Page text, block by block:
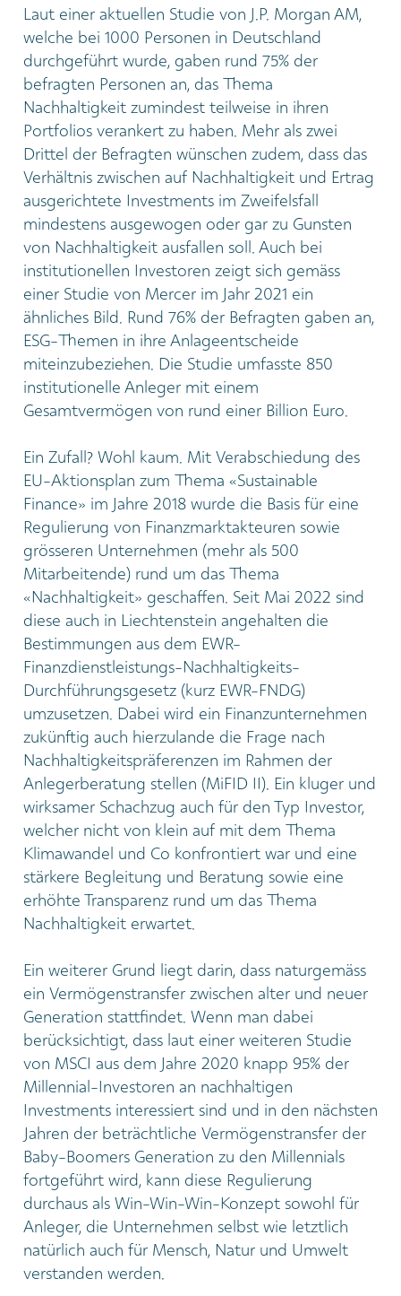
Laut einer aktuellen Studie von J.P. Morgan AM,
welche bei 1000 Personen in Deutschland
durchgeführt wurde, gaben rund 75% der
befragten Personen an, das Thema
Nachhaltigkeit zumindest teilweise in ihren
Portfolios verankert zu haben. Mehr als zwei
Drittel der Befragten wünschen zudem, dass das
Verhältnis zwischen auf Nachhaltigkeit und Ertrag
ausgerichtete Investments im Zweifelsfall
mindestens ausgewogen oder gar zu Gunsten
von Nachhaltigkeit ausfallen soll. Auch bei
institutionellen Investoren zeigt sich gemäss
einer Studie von Mercer im Jahr 2021 ein
ähnliches Bild. Rund 76% der Befragten gaben an,
ESG-Themen in ihre Anlageentscheide
miteinzubeziehen. Die Studie umfasste 850
institutionelle Anleger mit einem
Gesamtvermögen von rund einer Billion Euro.
Ein Zufall? Wohl kaum. Mit Verabschiedung des
EU-Aktionsplan zum Thema «Sustainable
Finance» im Jahre 2018 wurde die Basis für eine
Regulierung von Finanzmarktakteuren sowie
grösseren Unternehmen (mehr als 500
Mitarbeitende) rund um das Thema
«Nachhaltigkeit» geschaffen. Seit Mai 2022 sind
diese auch in Liechtenstein angehalten die
Bestimmungen aus dem EWR-
Finanzdienstleistungs-Nachhaltigkeits-
Durchführungsgesetz (kurz EWR-FNDG)
umzusetzen. Dabei wird ein Finanzunternehmen
zukünftig auch hierzulande die Frage nach
Nachhaltigkeitspräferenzen im Rahmen der
Anlegerberatung stellen (MiFID II). Ein kluger und
wirksamer Schachzug auch für den Typ Investor,
welcher nicht von klein auf mit dem Thema
Klimawandel und Co konfrontiert war und eine
stärkere Begleitung und Beratung sowie eine
erhöhte Transparenz rund um das Thema
Nachhaltigkeit erwartet.
Ein weiterer Grund liegt darin, dass naturgemäss
ein Vermögenstransfer zwischen alter und neuer
Generation stattfindet. Wenn man dabei
berücksichtigt, dass laut einer weiteren Studie
von MSCI aus dem Jahre 2020 knapp 95% der
Millennial-Investoren an nachhaltigen
Investments interessiert sind und in den nächsten
Jahren der beträchtliche Vermögenstransfer der
Baby-Boomers Generation zu den Millennials
fortgeführt wird, kann diese Regulierung
durchaus als Win-Win-Win-Konzept sowohl für
Anleger, die Unternehmen selbst wie letztlich
natürlich auch für Mensch, Natur und Umwelt
verstanden werden.